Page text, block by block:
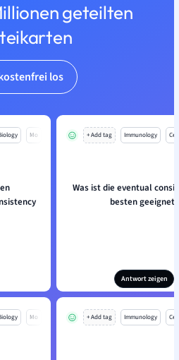
geteilten
los
Mo + Add tag Immunology
Was ist die eventual
besten geeignet?
Antwort zeigen
Mo + Add tag Immunology